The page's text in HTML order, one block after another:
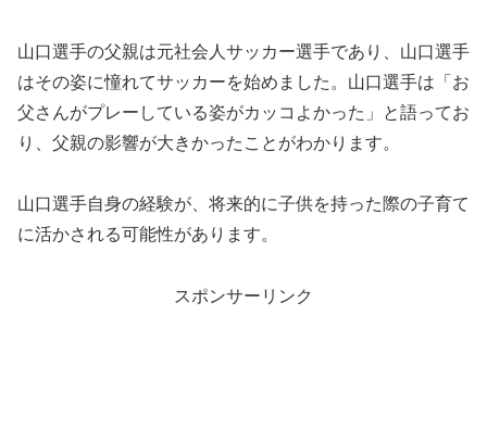
山口選手の父親は元社会人サッカー選手であり、山口選手
はその姿に憧れてサッカーを始めました。山口選手は「お
父さんがプレーしている姿がカッコよかった」と語ってお
り、父親の影響が大きかったことがわかります。
山口選手自身の経験が、将来的に子供を持った際の子育て
に活かされる可能性があります。
スポンサーリンク